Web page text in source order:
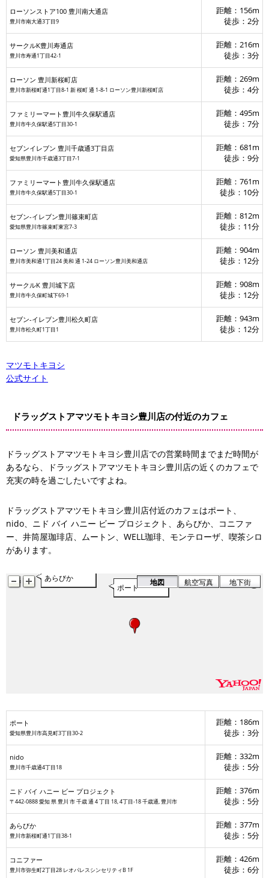
セブン-イレブン豊川篠束町店
ローソンストア100 豊川南大通店
豊川市南大通3丁目9
距離：156m
徒歩：2分
サークルK豊川寿通店
豊川市寿通1丁目42-1
距離：216m
徒歩：3分
ローソン 豊川新桜町店
豊川市新桜町通1丁目8-1 新 桜町 通 1‐8‐1 ローソン豊川新桜町店
距離：269m
徒歩：4分
ファミリーマート豊川牛久保駅通店
豊川市牛久保駅通5丁目30-1
距離：495m
徒歩：7分
セブンイレブン 豊川千歳通3丁目店
愛知県豊川市千歳通3丁目7-1
距離：681m
徒歩：9分
ファミリーマート豊川牛久保駅通店
豊川市牛久保駅通5丁目30-1
距離：761m
徒歩：10分
セブン-イレブン豊川篠束町店
愛知県豊川市篠束町東宮7-3
距離：812m
徒歩：11分
ローソン 豊川美和通店
豊川市美和通1丁目24 美和 通 1‐24 ローソン豊川美和通店
距離：904m
徒歩：12分
サークルK 豊川城下店
豊川市牛久保町城下69-1
距離：908m
徒歩：12分
セブン-イレブン豊川松久町店
豊川市松久町1丁目1
距離：943m
徒歩：12分
マツモトキヨシ
公式サイト
ドラッグストアマツモトキヨシ豊川店の付近のカフェ
ドラッグストアマツモトキヨシ豊川店での営業時間までまだ時間が
あるなら、ドラッグストアマツモトキヨシ豊川店の近くのカフェで
充実の時を過ごしたいですよね。
ドラッグストアマツモトキヨシ豊川店付近のカフェはポート、
nido、ニド バイ ハニー ビー プロジェクト、あらびか、コニファ
ー、井筒屋珈琲店、ムートン、WELL珈琲、モンテローザ、喫茶シロ
があります。
ポート
nido
ニド バイ ハニー ビー プロジェク
あらびか
コニファー
ムートン
モンテローザ
地図 航空写真 地下街
ポート
愛知県豊川市高見町3丁目30-2
距離：186m
徒歩：3分
nido
豊川市千歳通4丁目18
距離：332m
徒歩：5分
ニド バイ ハニー ビー プロジェクト
〒442-0888 愛知 県 豊川 市 千歳 通 4 丁目 18, 4丁目-18 千歳通, 豊川市
距離：376m
徒歩：5分
あらびか
豊川市新桜町通1丁目38-1
距離：377m
徒歩：5分
コニファー
豊川市弥生町2丁目28 レオパレスシンセリティB 1F
距離：426m
徒歩：6分